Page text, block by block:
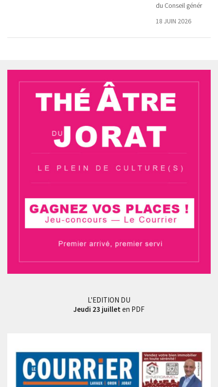
du Conseil général
18 JUIN 2026
L'EDITION DU
Jeudi 23 juillet en PDF